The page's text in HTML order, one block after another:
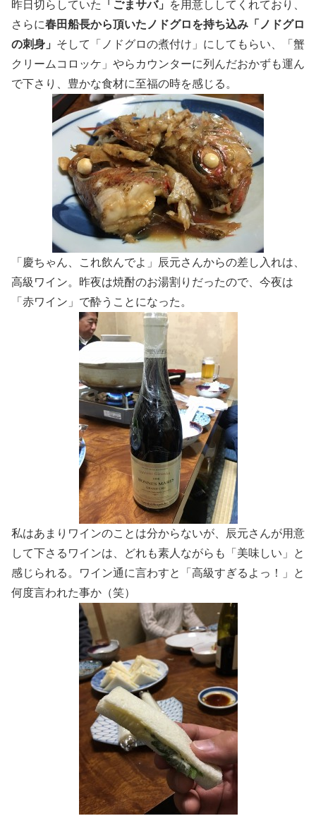
昨日切らしていた 「ごまサバ」
を用意ししてくれており、
さらに春田船長から頂いたノドグロを持ち込み「ノドグロ
の刺身」 そして「ノドグロの煮付け」にしてもらい、「蟹
クリームコロッケ」やらカウンターに列んだおかずも運ん
で下さり、豊かな食材に至福の時を感じる。
「慶ちゃん、これ飲んでよ」辰元さんからの差し入れは、
高級ワイン。昨夜は焼酎のお湯割りだったので、今夜は
「赤ワイン」で酔うことになった。
私はあまりワインのことは分からないが、辰元さんが用意
して下さるワインは、どれも素人ながらも「美味しい」と
感じられる。ワイン通に言わすと「高級すぎるよっ！」と
何度言われた事か（笑）